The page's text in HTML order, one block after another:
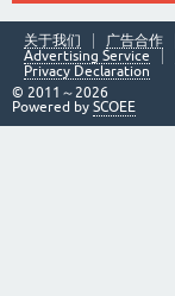
关于我们 广告合作
Advertising Service
Privacy Declaration
© 2011～2026
Powered by SCOEE